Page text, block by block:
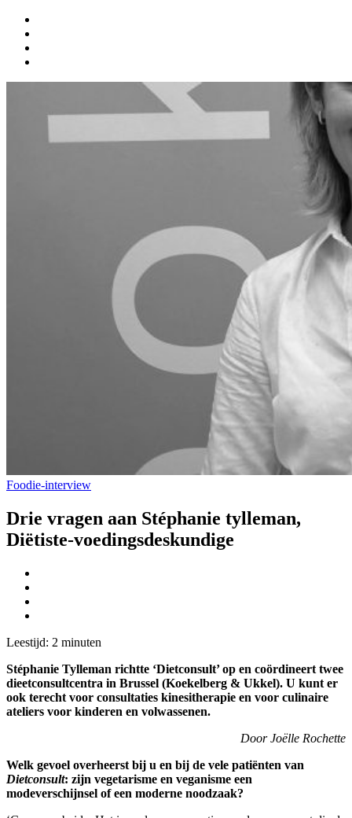
Foodie-interview
Drie vragen aan Stéphanie tylleman,
Diëtiste-voedingsdeskundige
Leestijd: 2 minuten
Stéphanie Tylleman richtte ‘Dietconsult’ op en coördineert twee
dieetconsultcentra in Brussel (Koekelberg & Ukkel). U kunt er
ook terecht voor consultaties kinesitherapie en voor culinaire
ateliers voor kinderen en volwassenen.
Door Joëlle Rochette
Welk gevoel overheerst bij u en bij de vele patiënten van
Dietconsult: zijn vegetarisme en veganisme een
modeverschijnsel of een moderne noodzaak?